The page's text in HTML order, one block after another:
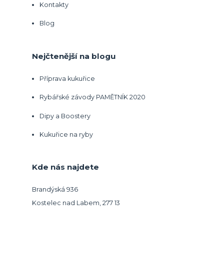
Kontakty
Blog
Nejčtenější na blogu
Příprava kukuřice
Rybářské závody PAMĚTNÍK 2020
Dipy a Boostery
Kukuřice na ryby
Kde nás najdete
Brandýská 936
Kostelec nad Labem, 277 13